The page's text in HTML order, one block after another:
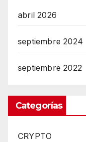
abril 2026
septiembre 2024
septiembre 2022
Categorías
CRYPTO